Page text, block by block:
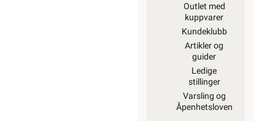
Outlet med
kuppvarer
Kundeklubb
Artikler og
guider
Ledige
stillinger
Varsling og
Åpenhetsloven